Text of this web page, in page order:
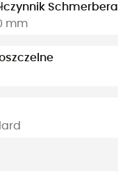
Schmerbera
mm